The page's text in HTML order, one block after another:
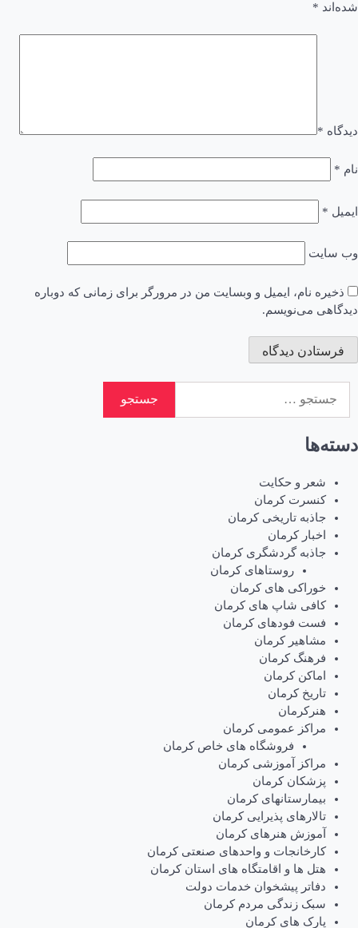
شده‌اند *
دیدگاه *
نام *
ایمیل *
وب‌ سایت
ذخیره نام، ایمیل و وبسایت من در مرورگر برای زمانی که دوباره
دیدگاهی می‌نویسم.
برای:
دسته‌ها
شعر و حکایت
کنسرت کرمان
جاذبه تاریخی کرمان
اخبار کرمان
جاذبه گردشگری کرمان
روستاهای کرمان
خوراکی های کرمان
کافی شاپ های کرمان
فست فودهای کرمان
مشاهیر کرمان
فرهنگ کرمان
اماکن کرمان
تاریخ کرمان
هنرکرمان
مراکز عمومی کرمان
فروشگاه های خاص کرمان
مراکز آموزشی کرمان
پزشکان کرمان
بیمارستانهای کرمان
تالارهای پذیرایی کرمان
آموزش هنرهای کرمان
کارخانجات و واحدهای صنعتی کرمان
هتل ها و اقامتگاه های استان کرمان
دفاتر پیشخوان خدمات دولت
سبک زندگی مردم کرمان
پارک های کرمان